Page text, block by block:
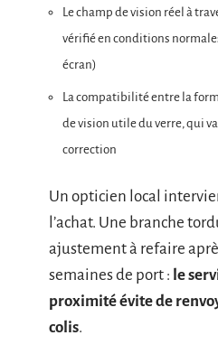
Le champ de vision réel à
vérifié en conditions
écran)
La compatibilité entre la
de vision utile du verre, qui
correction
Un opticien local
l’achat. Une branche
ajustement à refaire
semaines de port : le
proximité évite de
colis.